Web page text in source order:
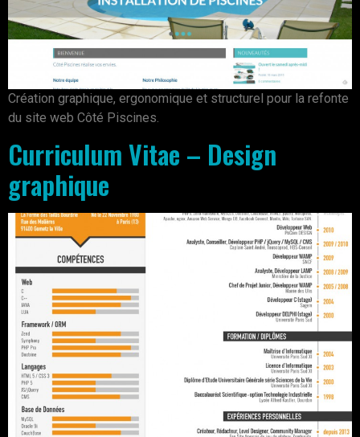
Création graphique, ergonomique et structurel pour la refonte
du site web Côté Piscines.
Curriculum Vitae – Design
graphique